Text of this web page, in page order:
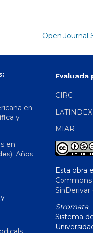
Open Journal
en
y
en
Años
Evaluada
CIRC
MIAR
Esta obra
SinDerivar
Stromata
Sistema